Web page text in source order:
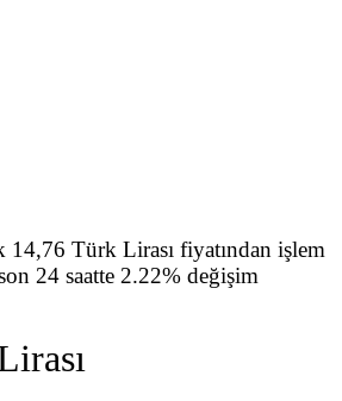
Türk Lirası fiyatından işlem
24 saatte 2.22% değişim